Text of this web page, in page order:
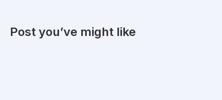
Post you’ve might like